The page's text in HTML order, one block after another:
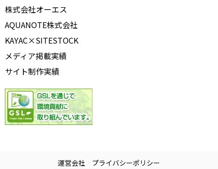
株式会社オーエス
AQUANOTE株式会社
KAYAC×SITESTOCK
メディア掲載実績
サイト制作実績
運営会社 プライバシーポリシー